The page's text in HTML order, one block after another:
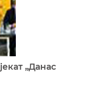
„Данас